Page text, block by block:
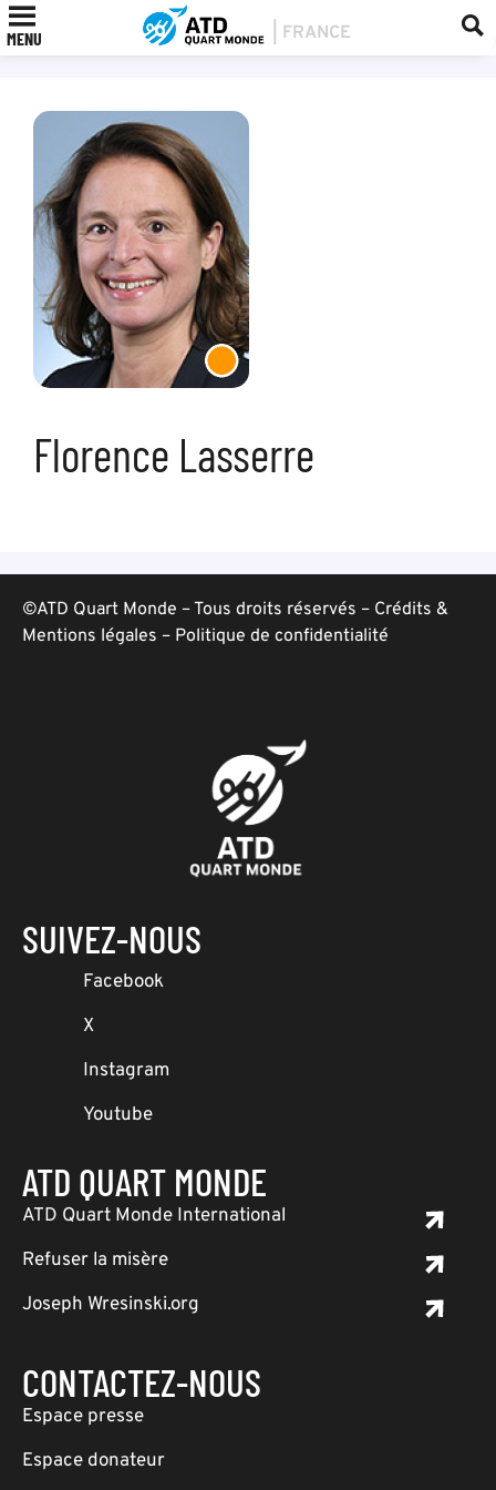
MENU
Florence Lasserre
©ATD Quart Monde – Tous droits réservés – Crédits &
Mentions légales – Politique de confidentialité
SUIVEZ-NOUS
Facebook
X
Instagram
Youtube
ATD QUART MONDE
ATD Quart Monde International
Refuser la misère
Joseph Wresinski.org
CONTACTEZ-NOUS
Espace presse
Espace donateur